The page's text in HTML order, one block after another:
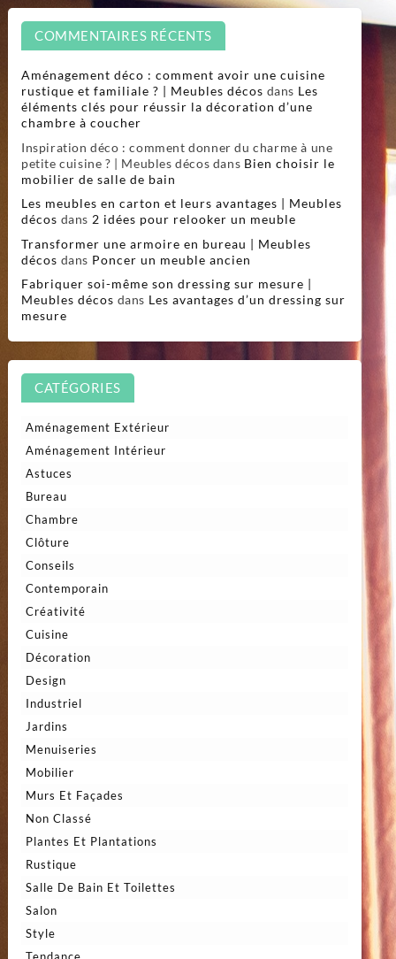
COMMENTAIRES RÉCENTS
Aménagement déco : comment avoir une cuisine
rustique et familiale ? | Meubles décos dans Les
éléments clés pour réussir la décoration d’une
chambre à coucher
Inspiration déco : comment donner du charme à une
petite cuisine ? | Meubles décos dans Bien choisir le
mobilier de salle de bain
Les meubles en carton et leurs avantages | Meubles
décos dans 2 idées pour relooker un meuble
Transformer une armoire en bureau | Meubles
décos dans Poncer un meuble ancien
Fabriquer soi-même son dressing sur mesure |
Meubles décos dans Les avantages d’un dressing sur
mesure
CATÉGORIES
Aménagement Extérieur
Aménagement Intérieur
Astuces
Bureau
Chambre
Clôture
Conseils
Contemporain
Créativité
Cuisine
Décoration
Design
Industriel
Jardins
Menuiseries
Mobilier
Murs Et Façades
Non Classé
Plantes Et Plantations
Rustique
Salle De Bain Et Toilettes
Salon
Style
Tendance